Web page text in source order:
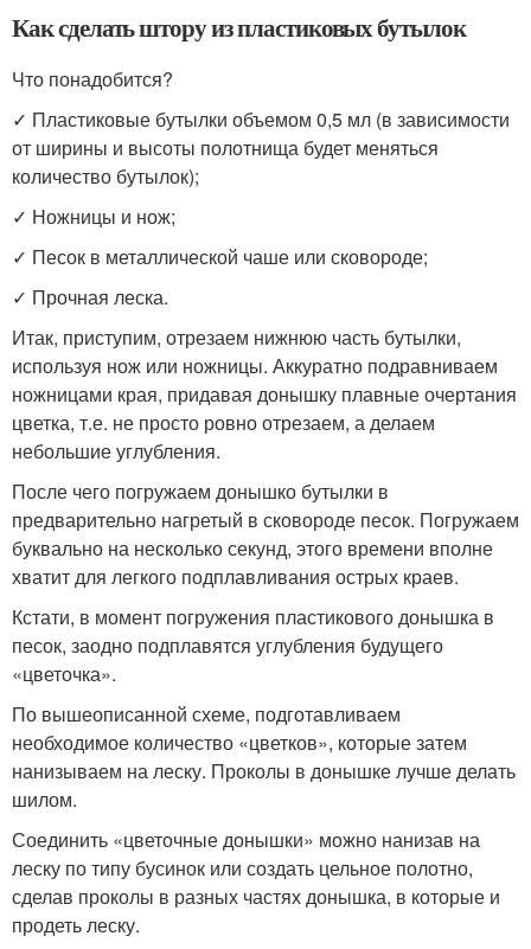
Как сделать штору из пластиковых бутылок
Что понадобится?
✓ Пластиковые бутылки объемом 0,5 мл (в зависимости
от ширины и высоты полотнища будет меняться
количество бутылок);
✓ Ножницы и нож;
✓ Песок в металлической чаше или сковороде;
✓ Прочная леска.
Итак, приступим, отрезаем нижнюю часть бутылки,
используя нож или ножницы. Аккуратно подравниваем
ножницами края, придавая донышку плавные очертания
цветка, т.е. не просто ровно отрезаем, а делаем
небольшие углубления.
После чего погружаем донышко бутылки в
предварительно нагретый в сковороде песок. Погружаем
буквально на несколько секунд, этого времени вполне
хватит для легкого подплавливания острых краев.
Кстати, в момент погружения пластикового донышка в
песок, заодно подплавятся углубления будущего
«цветочка».
По вышеописанной схеме, подготавливаем
необходимое количество «цветков», которые затем
нанизываем на леску. Проколы в донышке лучше делать
шилом.
Соединить «цветочные донышки» можно нанизав на
леску по типу бусинок или создать цельное полотно,
сделав проколы в разных частях донышка, в которые и
продеть леску.